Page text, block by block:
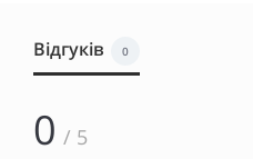
Відгуків 0
0 / 5